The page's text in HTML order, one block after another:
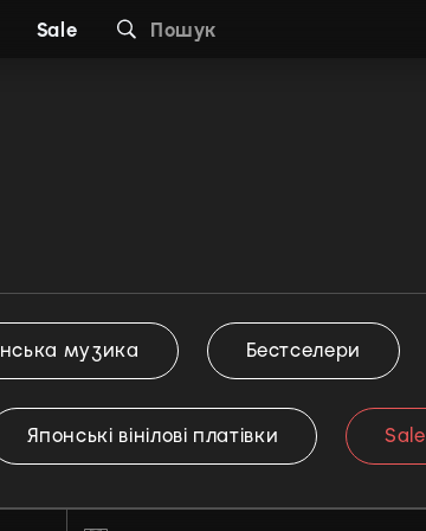
Sale Пошук
музика Бестселери
Японські вінілові платівки Sale